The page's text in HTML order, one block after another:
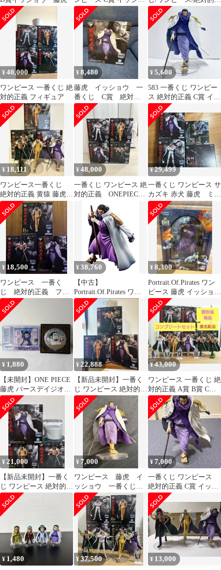
ウ 藤虎 フィギュア
義/C賞/イッショウ/藤虎
¥40,000
ワンピース 一番くじ 絶
対的正義 フィギュア
¥8,480
藤虎 イッショウ 一
番くじ C賞 絶対的
正義 箱あり
¥5,600
583 一番くじ ワンピー
ス 絶対的正義 C賞 イッ
ショウ フィギュア
¥ 18,111
ワンピース一番くじ
絶対的正義 黄猿 藤虎
アラマキ
¥48,000
一番くじ ワンピース 絶
対的正義 ONEPIECE
ABCD賞セット【未開
¥29,499
一番くじ ワンピース サ
カズキ 赤犬 藤虎 ミホ
ーク スモーカー セ
ット
¥18,500
ワンピース 一番く
じ 絶対的正義 フィ
ギュア 3体セット 開
封品
¥38,760
【中古】
Portrait.Of.Pirates ワン
ピース Sailing Again 海
軍本部大将 藤虎 【イッ
ショウ】 (アンコール
再販) 1/8スケール PVC
製 塗装済み完成品フィ
¥8,300
Portrait.Of.Pirates ワン
ピース 藤虎 イッショ
ウ 初版
¥ 1,880
【未開封】ONE PIECE
藤虎 バースデイジオラ
マフィギュア 缶バッジ
¥ 22,888
【新品未開封】一番く
じ ワンピース 絶対的正
義 大将 フィギュア ま
とめ売り
¥43,000
ワンピース 一番くじ 絶
対的正義 A賞 B賞 C賞
D賞ラストワン賞まと
め売り
¥ 21,000
【新品未開封】一番く
じ ワンピース 絶対的正
義 大将 フィギュア ま
とめ売り
¥ 7,000
ワンピース 藤虎 イ
ッショウ 一番くじ
フィギュア C賞
¥7,000
一番くじ ワンピース
絶対的正義 C賞 イッシ
ョウ 藤虎 開封品 箱
無し
¥ 1,480 ¥37,500 ¥ 13,000